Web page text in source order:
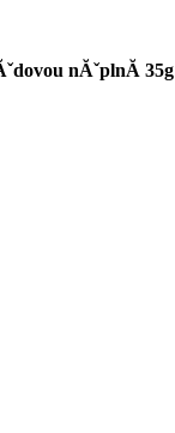
nĂˇplnĂ­ 35g